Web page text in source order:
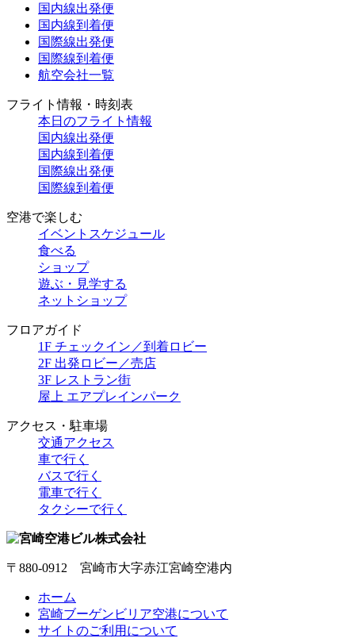
国内線出発便
国内線到着便
国際線出発便
国際線到着便
航空会社一覧
フライト情報・時刻表
本日のフライト情報
国内線出発便
国内線到着便
国際線出発便
国際線到着便
空港で楽しむ
イベントスケジュール
食べる
ショップ
遊ぶ・見学する
ネットショップ
フロアガイド
1F チェックイン／到着ロビー
2F 出発ロビー／売店
3F レストラン街
屋上 エアプレインパーク
アクセス・駐車場
交通アクセス
車で行く
バスで行く
電車で行く
タクシーで行く
〒880-0912 宮崎市大字赤江宮崎空港内
ホーム
宮崎ブーゲンビリア空港について
サイトのご利用について